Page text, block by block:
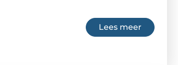
Lees meer